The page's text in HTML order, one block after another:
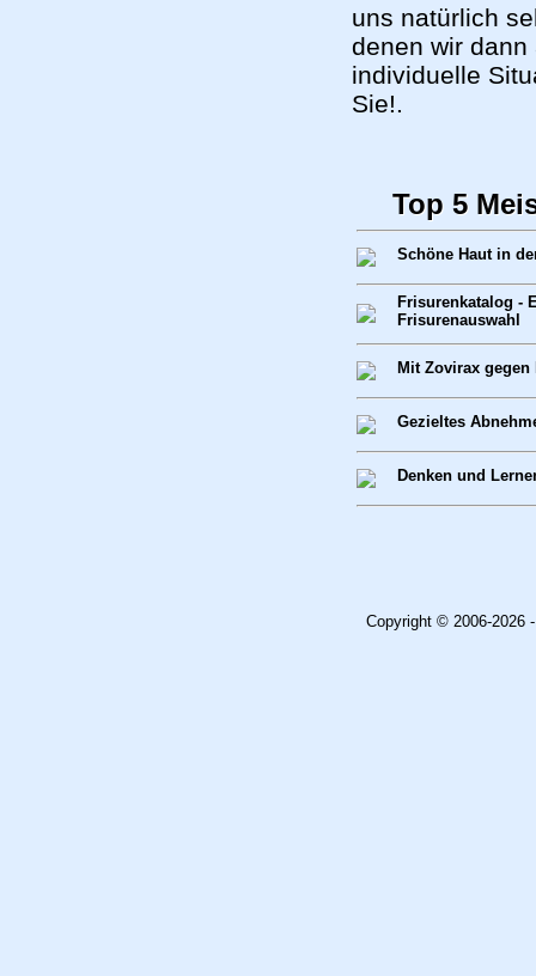
uns natürlich
denen wir
individuelle
Sie!.
Top 5
Schöne Haut in
Frisurenkatalog -
Frisurenauswahl
Mit Zovirax
Gezieltes
Denken und
Copyright © 2006-